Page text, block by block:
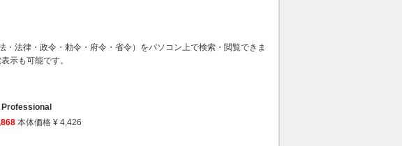
法律・政令・勅令・府令・省令）をパソコン上で検索・閲覧できま
示も可能です。
Professional
本体価格 ¥ 4,426